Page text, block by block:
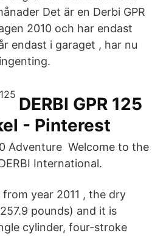
Det är en Derbi GPR
2010 och har endast
endast i garaget , har nu
DERBI GPR 125
- Pinterest
Adventure Welcome to the
International.
year 2011 , the dry
pounds) and it is
cylinder, four-stroke